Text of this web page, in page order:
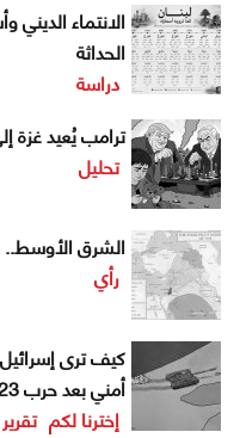
الانتماء الديني
الحداثة
دراسة
ترامب يُعيد غزة
تحليل
الشرق الأوسط..
رأي
كيف ترى
أمني بعد حرب 2023
إخترنا لكم تقرير